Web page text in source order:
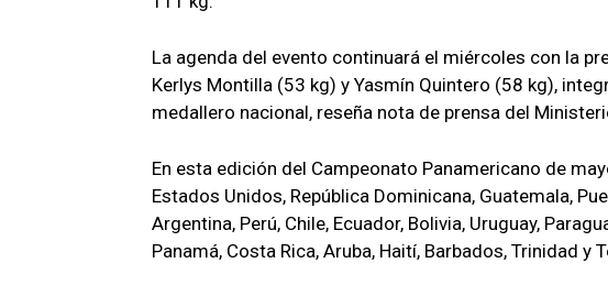
La agenda del evento continuará el miércoles con la
Kerlys Montilla (53 kg) y Yasmín Quintero (58 kg),
medallero nacional, reseña nota de prensa del
En esta edición del Campeonato Panamericano de
Estados Unidos, República Dominicana, Guatemala,
Argentina, Perú, Chile, Ecuador, Bolivia, Uruguay,
Panamá, Costa Rica, Aruba, Haití, Barbados, Trinidad y